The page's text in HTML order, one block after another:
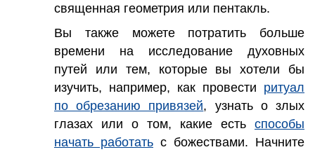
священная геометрия или пентакль.
Вы также можете потратить больше
времени на исследование духовных
путей или тем, которые вы хотели бы
изучить, например, как провести ритуал
по обрезанию привязей, узнать о злых
глазах или о том, какие есть способы
начать работать с божествами. Начните